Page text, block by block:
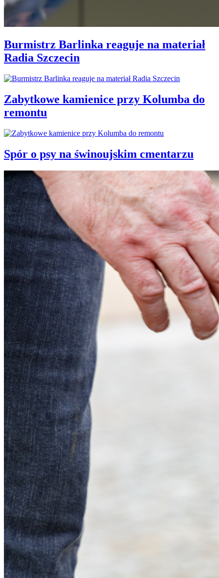
Burmistrz Barlinka reaguje na materiał
Radia Szczecin
Zabytkowe kamienice przy Kolumba do
remontu
Spór o psy na świnoujskim cmentarzu